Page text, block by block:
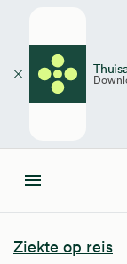
Sluiten
Menu
Ziekte op reis